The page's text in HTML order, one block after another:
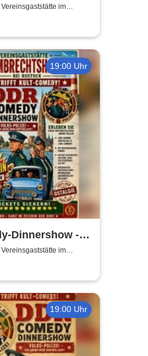
im
19:00 Uhr
Dinnershow -
im
19:00 Uhr